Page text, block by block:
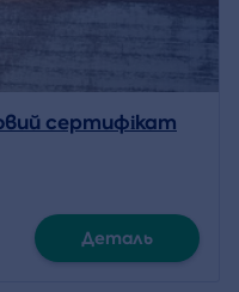
сертифікат
Деталь